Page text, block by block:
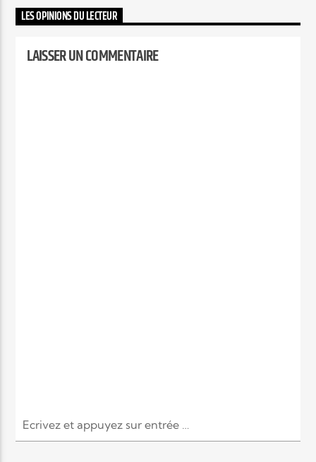
LES OPINIONS DU LECTEUR
LAISSER UN COMMENTAIRE